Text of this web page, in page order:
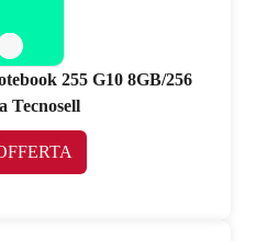
255 G10 8GB/256
Tecnosell